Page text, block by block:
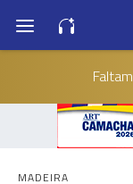
Faltam
MADEIRA